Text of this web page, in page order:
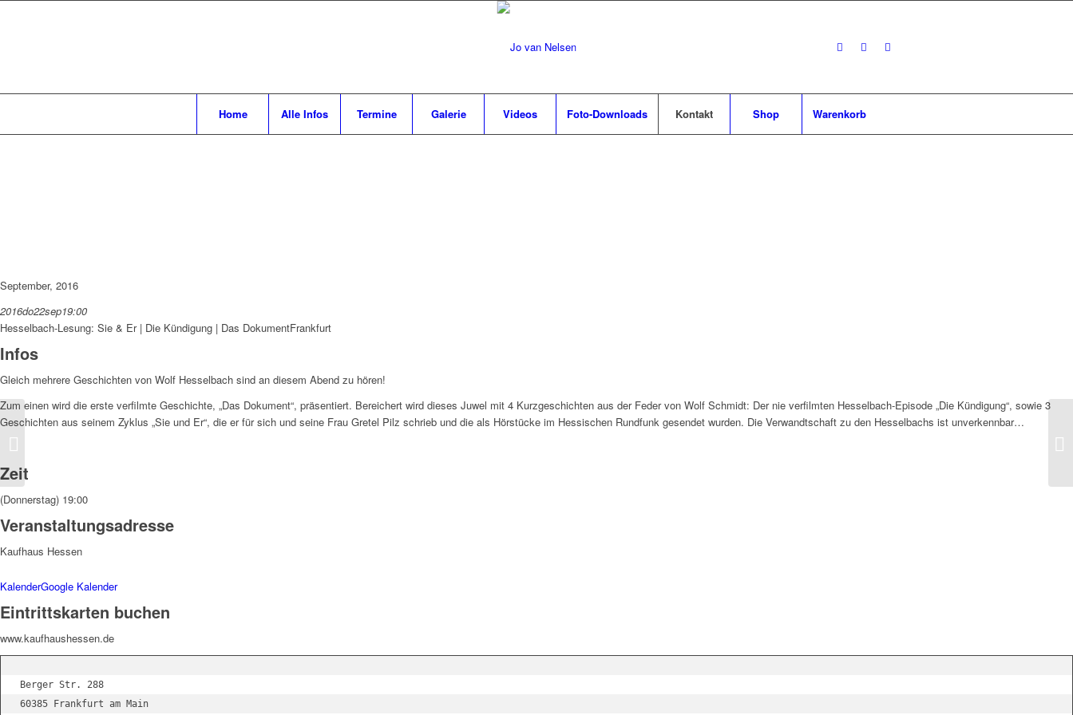
Home Alle Infos Termine Galerie Videos Foto-Downloads Kontakt Shop Warenkorb
September, 2016
2016do22sep19:00
Hesselbach-Lesung: Sie & Er | Die Kündigung | Das DokumentFrankfurt
Infos
Gleich mehrere Geschichten von Wolf Hesselbach sind an diesem Abend zu hören!
Zum einen wird die erste verfilmte Geschichte, „Das Dokument“, präsentiert. Bereichert wird dieses Juwel mit 4 Kurzgeschichten aus der Feder von Wolf Schmidt: Der nie verfilmten Hesselbach-Episode „Die Kündigung“, sowie 3
Geschichten aus seinem Zyklus „Sie und Er“, die er für sich und seine Frau Gretel Pilz schrieb und die als Hörstücke im Hessischen Rundfunk gesendet wurden. Die Verwandtschaft zu den Hesselbachs ist unverkennbar…
Zeit
(Donnerstag) 19:00
Veranstaltungsadresse
Kaufhaus Hessen
KalenderGoogle Kalender
Eintrittskarten buchen
www.kaufhaushessen.de
Berger Str. 288
60385 Frankfurt am Main